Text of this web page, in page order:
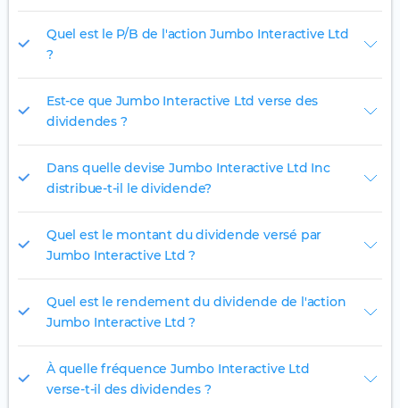
Quel est le P/B de l'action Jumbo Interactive Ltd
?
Est-ce que Jumbo Interactive Ltd verse des
dividendes ?
Dans quelle devise Jumbo Interactive Ltd Inc
distribue-t-il le dividende?
Quel est le montant du dividende versé par
Jumbo Interactive Ltd ?
Quel est le rendement du dividende de l'action
Jumbo Interactive Ltd ?
À quelle fréquence Jumbo Interactive Ltd
verse-t-il des dividendes ?